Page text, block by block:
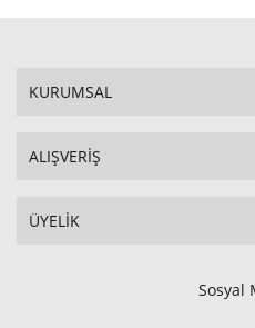
KURUMSAL
ALIŞVERİŞ
ÜYELİK
Sosyal